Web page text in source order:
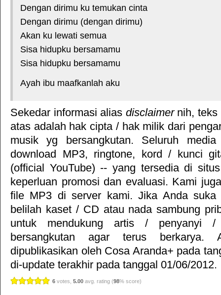
Dengan dirimu ku temukan cinta
Dengan dirimu (dengan dirimu)
Akan ku lewati semua
Sisa hidupku bersamamu
Sisa hidupku bersamamu
Ayah ibu maafkanlah aku
Sekedar informasi alias disclaimernih, teks
atas adalah hak cipta / hak milik dari
musik yg bersangkutan. Seluruh
download MP3, ringtone, kord / kunci
(official YouTube) -- yang tersedia di
keperluan promosi dan evaluasi. Kami
file MP3 di server kami. Jika Anda
belilah kaset / CD atau nada sambung
untuk mendukung artis / penyanyi
bersangkutan agar terus berkarya.
dipublikasikan oleh Cosa Aranda+ pada
di-update terakhir pada tanggal 01/06/2012.
6 votes, 5.00 avg. rating (98% score)